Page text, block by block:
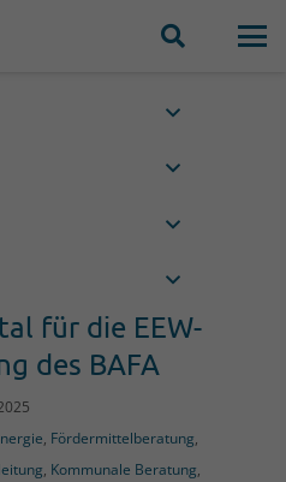
für die EEW-
des BAFA
, Fördermittelberatung,
, Kommunale Beratung,